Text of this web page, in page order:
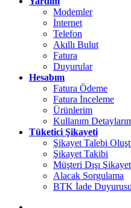
Modemler
İnternet
Telefon
Akıllı Bulut
Fatura
Duyurular
Hesabım
Fatura Ödeme
Fatura İnceleme
Ürünlerim
Kullanım
Tüketici Şikayeti
Şikayet Talebi
Şikayet Takibi
Müşteri Dışı Şikayet
Alacak Sorgulama
BTK İade Duyurusu